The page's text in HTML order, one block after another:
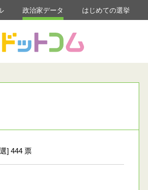
政治家データ はじめての選挙
] 444 票